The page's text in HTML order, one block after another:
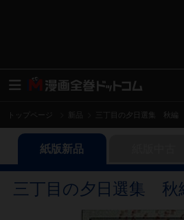
トップページ 三丁目の夕日選集 秋編
紙版新品
三丁目の夕日選集